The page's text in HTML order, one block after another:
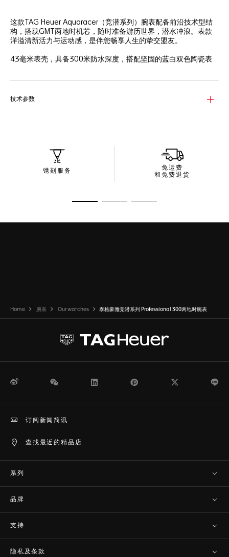
这款TAG Heuer Aquaracer（竞潜系列）腕表配备前沿技术型结
构，搭载GMT两地时机芯，随时准备游历世界，潜水冲浪。表款
洋溢清新活力与运动感，是伴您畅享人生的挚交盟友。
43毫米表壳，具备300米防水深度，搭配坚固的蓝白双色陶瓷表
动上链两地时机芯提供动力，在全球各地追踪时间轻松自如。
亮的白色，代表早上6点至晚上6点的白天时间。
技术参数
镌刻服务
免运费
和免费退货
Home 腕表 Our watches 泰格豪雅竞潜系列 Professional 300两地时腕表
微博 WeChat Pinterest
查找最近的精品店
订阅新闻简讯
系列
品牌
支持
隐私及条款